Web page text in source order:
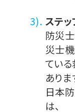
ステッ
防災
災士
てい
ありま
日本
は、